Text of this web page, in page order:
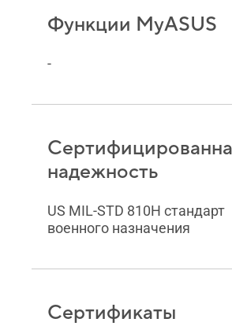
Функции MyASUS
-
надежность
US MIL-STD 810H стандарт
военного назначения
Сертификаты